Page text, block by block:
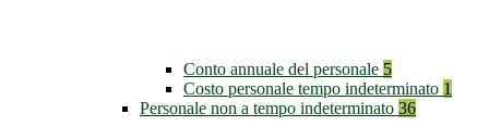
Conto annuale del personale 5
Costo personale tempo indeterminato 1
Personale non a tempo indeterminato 36